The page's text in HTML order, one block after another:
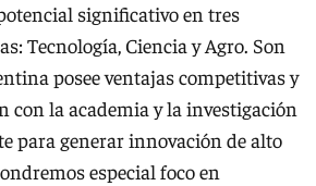
significativo en tres
Tecnología, Ciencia y Agro. Son
posee ventajas competitivas y
con la academia y la investigación
para generar innovación de alto
especial foco en